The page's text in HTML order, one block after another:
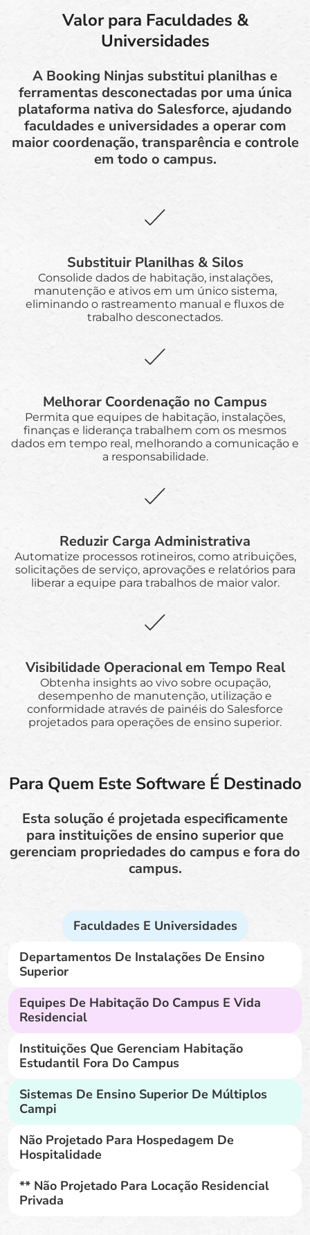
Valor para Faculdades &
Universidades
A Booking Ninjas substitui planilhas e
ferramentas desconectadas por uma única
plataforma nativa do Salesforce, ajudando
faculdades e universidades a operar com
maior coordenação, transparência e controle
em todo o campus.
Substituir Planilhas & Silos
Consolide dados de habitação, instalações,
manutenção e ativos em um único sistema,
eliminando o rastreamento manual e fluxos de
trabalho desconectados.
Melhorar Coordenação no Campus
Permita que equipes de habitação, instalações,
finanças e liderança trabalhem com os mesmos
dados em tempo real, melhorando a comunicação e
a responsabilidade.
Reduzir Carga Administrativa
Automatize processos rotineiros, como atribuições,
solicitações de serviço, aprovações e relatórios para
liberar a equipe para trabalhos de maior valor.
Visibilidade Operacional em Tempo Real
Obtenha insights ao vivo sobre ocupação,
desempenho de manutenção, utilização e
conformidade através de painéis do Salesforce
projetados para operações de ensino superior.
Para Quem Este Software É Destinado
Esta solução é projetada especificamente
para instituições de ensino superior que
gerenciam propriedades do campus e fora do
campus.
Faculdades E Universidades
Departamentos De Instalações De Ensino
Superior
Equipes De Habitação Do Campus E Vida
Residencial
Instituições Que Gerenciam Habitação
Estudantil Fora Do Campus
Sistemas De Ensino Superior De Múltiplos
Campi
Não Projetado Para Hospedagem De
Hospitalidade
** Não Projetado Para Locação Residencial
Privada